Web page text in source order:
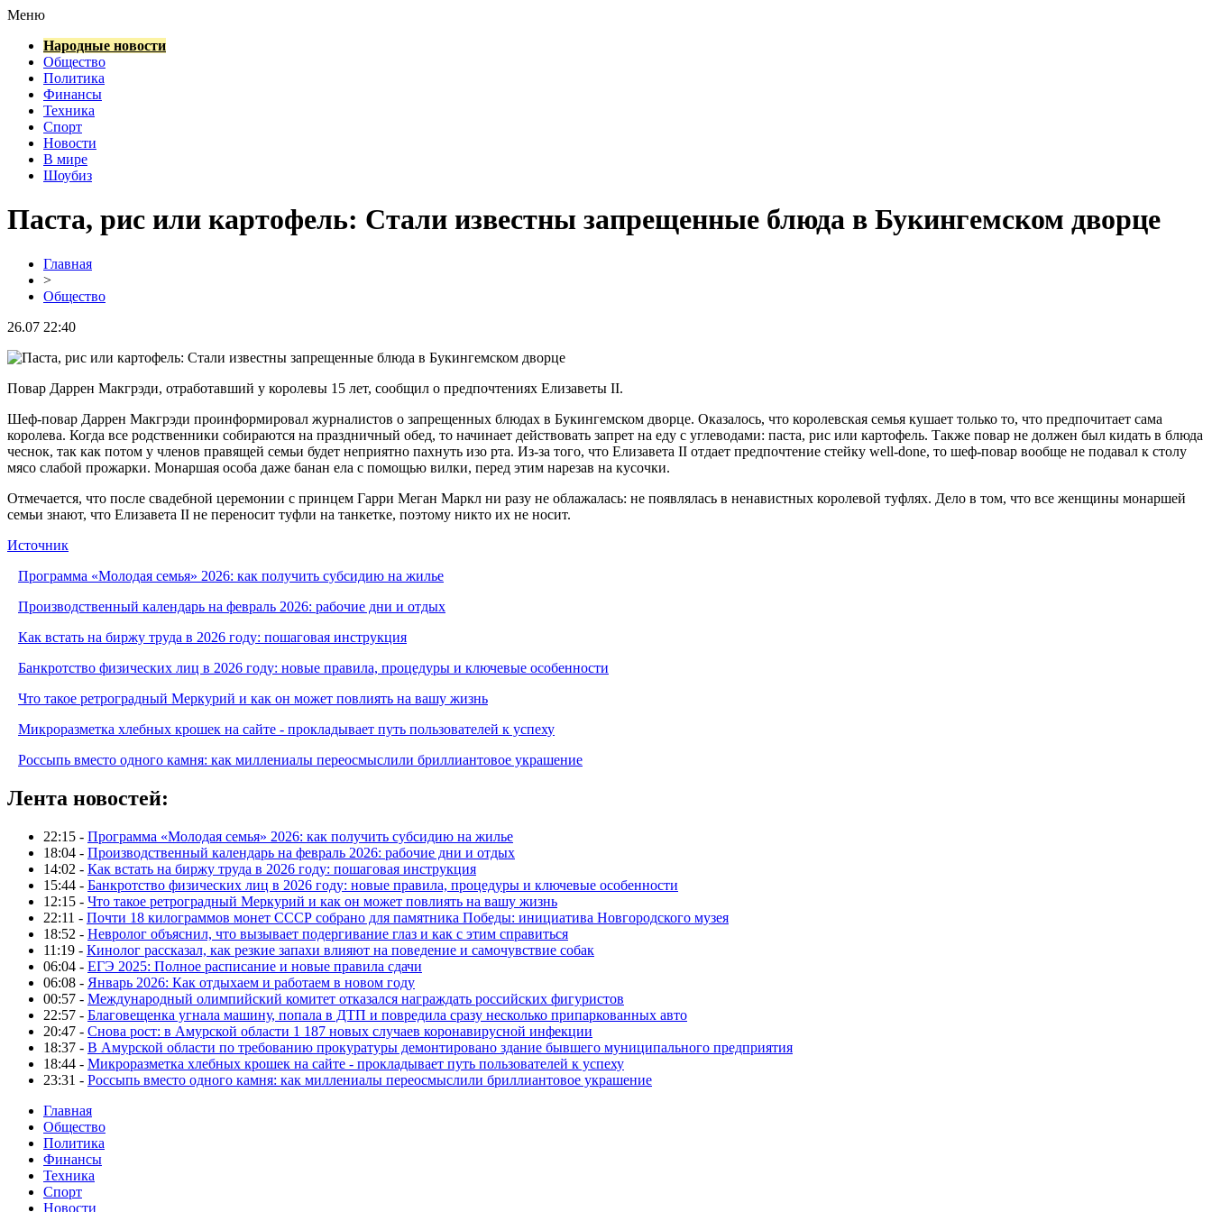
Меню
Народные новости
Общество
Политика
Финансы
Техника
Спорт
Новости
В мире
Шоубиз
Паста, рис или картофель: Стали известны запрещенные блюда в Букингемском дворце
Главная
>
Общество
26.07 22:40
Повар Даррен Макгрэди, отработавший у королевы 15 лет, сообщил о предпочтениях Елизаветы II.
Шеф-повар Даррен Макгрэди проинформировал журналистов о запрещенных блюдах в Букингемском дворце. Оказалось, что королевская семья кушает только то, что предпочитает сама
королева. Когда все родственники собираются на праздничный обед, то начинает действовать запрет на еду с углеводами: паста, рис или картофель. Также повар не должен был кидать в блюда
чеснок, так как потом у членов правящей семьи будет неприятно пахнуть изо рта. Из-за того, что Елизавета II отдает предпочтение стейку well-done, то шеф-повар вообще не подавал к столу
мясо слабой прожарки. Монаршая особа даже банан ела с помощью вилки, перед этим нарезав на кусочки.
Отмечается, что после свадебной церемонии с принцем Гарри Меган Маркл ни разу не облажалась: не появлялась в ненавистных королевой туфлях. Дело в том, что все женщины монаршей
семьи знают, что Елизавета II не переносит туфли на танкетке, поэтому никто их не носит.
Источник
Программа «Молодая семья» 2026: как получить субсидию на жилье
Производственный календарь на февраль 2026: рабочие дни и отдых
Как встать на биржу труда в 2026 году: пошаговая инструкция
Банкротство физических лиц в 2026 году: новые правила, процедуры и ключевые особенности
Что такое ретроградный Меркурий и как он может повлиять на вашу жизнь
Микроразметка хлебных крошек на сайте - прокладывает путь пользователей к успеху
Россыпь вместо одного камня: как миллениалы переосмыслили бриллиантовое украшение
Лента новостей:
22:15 - Программа «Молодая семья» 2026: как получить субсидию на жилье
18:04 - Производственный календарь на февраль 2026: рабочие дни и отдых
14:02 - Как встать на биржу труда в 2026 году: пошаговая инструкция
15:44 - Банкротство физических лиц в 2026 году: новые правила, процедуры и ключевые особенности
12:15 - Что такое ретроградный Меркурий и как он может повлиять на вашу жизнь
22:11 - Почти 18 килограммов монет СССР собрано для памятника Победы: инициатива Новгородского музея
18:52 - Невролог объяснил, что вызывает подергивание глаз и как с этим справиться
11:19 - Кинолог рассказал, как резкие запахи влияют на поведение и самочувствие собак
06:04 - ЕГЭ 2025: Полное расписание и новые правила сдачи
06:08 - Январь 2026: Как отдыхаем и работаем в новом году
00:57 - Международный олимпийский комитет отказался награждать российских фигуристов
22:57 - Благовещенка угнала машину, попала в ДТП и повредила сразу несколько припаркованных авто
20:47 - Снова рост: в Амурской области 1 187 новых случаев коронавирусной инфекции
18:37 - В Амурской области по требованию прокуратуры демонтировано здание бывшего муниципального предприятия
18:44 - Микроразметка хлебных крошек на сайте - прокладывает путь пользователей к успеху
23:31 - Россыпь вместо одного камня: как миллениалы переосмыслили бриллиантовое украшение
Главная
Общество
Политика
Финансы
Техника
Спорт
Новости